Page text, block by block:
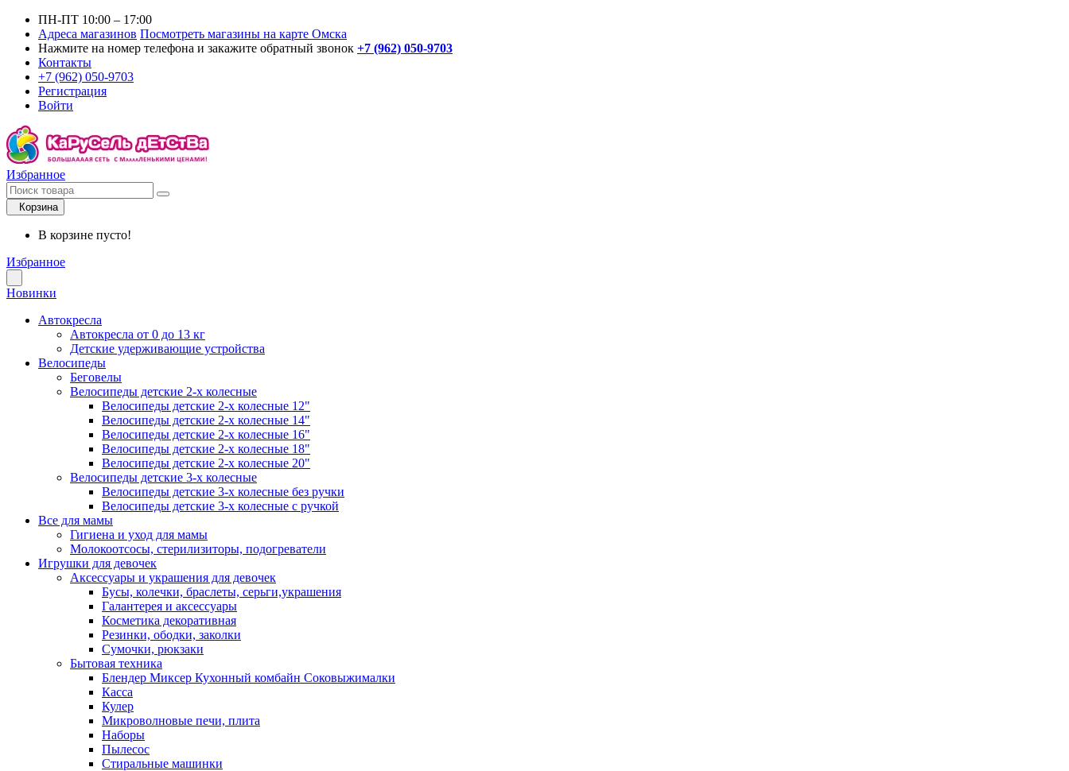
ПН-ПТ 10:00 – 17:00
Адреса магазинов Посмотреть магазины на карте Омска
Нажмите на номер телефона и закажите обратный звонок +7 (962) 050-9703
Контакты
+7 (962) 050-9703
Регистрация
Войти
Избранное
Корзина
В корзине пусто!
Избранное
Новинки
Автокресла
Автокресла от 0 до 13 кг
Детские удерживающие устройства
Велосипеды
Беговелы
Велосипеды детские 2-х колесные
Велосипеды детские 2-х колесные 12"
Велосипеды детские 2-х колесные 14"
Велосипеды детские 2-х колесные 16"
Велосипеды детские 2-х колесные 18"
Велосипеды детские 2-х колесные 20"
Велосипеды детские 3-х колесные
Велосипеды детские 3-х колесные без ручки
Велосипеды детские 3-х колесные с ручкой
Все для мамы
Гигиена и уход для мамы
Молокоотсосы, стерилизиторы, подогреватели
Игрушки для девочек
Аксессуары и украшения для девочек
Бусы, колечки, браслеты, серьги,украшения
Галантерея и аксессуары
Косметика декоративная
Резинки, ободки, заколки
Сумочки, рюкзаки
Бытовая техника
Блендер Миксер Кухонный комбайн Соковыжималки
Касса
Кулер
Микроволновые печи, плита
Наборы
Пылесос
Стиральные машинки